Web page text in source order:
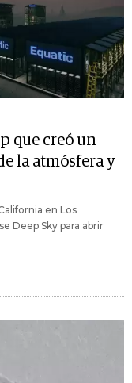
que creó un
la atmósfera y
en Los
Deep Sky para abrir